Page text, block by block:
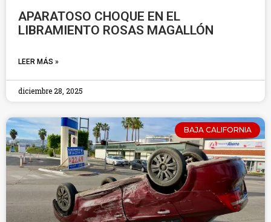
APARATOSO CHOQUE EN EL
LIBRAMIENTO ROSAS MAGALLÓN
LEER MÁS »
diciembre 28, 2025
BAJA CALIFORNIA